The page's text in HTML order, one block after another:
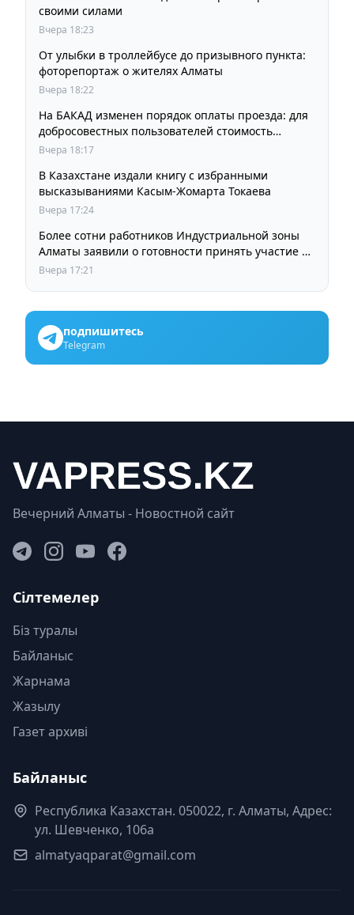
своими силами
Вчера 18:23
От улыбки в троллейбусе до призывного пункта:
фоторепортаж о жителях Алматы
Вчера 18:22
На БАКАД изменен порядок оплаты проезда: для
добросовестных пользователей стоимость
остается прежней
Вчера 18:17
В Казахстане издали книгу с избранными
высказываниями Касым-Жомарта Токаева
Вчера 17:24
Более сотни работников Индустриальной зоны
Алматы заявили о готовности принять участие в
выборах членов Курылтая
Вчера 17:21
подпишитесь
Telegram
Вечерний Алматы - Новостной сайт
Сілтемелер
Біз туралы
Байланыс
Жарнама
Жазылу
Газет архиві
Байланыс
Республика Казахстан. 050022, г. Алматы, Адрес:
ул. Шевченко, 106а
almatyaqparat@gmail.com